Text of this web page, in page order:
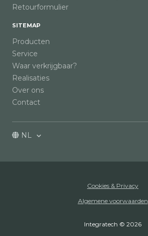
Retourformulier
SITEMAP
Producten
Service
Waar verkrijgbaar?
Realisaties
Over ons
Contact
NL
Cookies & Privacy
Algemene voorwaarden
Integratech © 2026